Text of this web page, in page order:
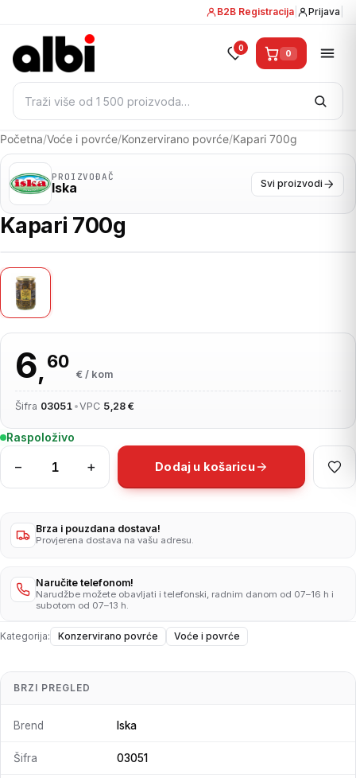
B2B Registracija Prijava
Pretraži:
0 0
Početna/Voće i povrće/Konzervirano povrće/Kapari 700g
PROIZVOĐAČ
Iska Svi proizvodi
Kapari 700g
6,60
€ / kom
Šifra 03051 •VPC 5,28 €
Raspoloživo
−
Kapari
700g
+ Dodaj u košaricu
Brza i pouzdana dostava!
Provjerena dostava na vašu adresu.
Naručite telefonom!
Narudžbe možete obavljati i telefonski, radnim danom od 07–16 h i
subotom od 07–13 h.
Kategorija: Konzervirano povrće Voće i povrće
BRZI PREGLED
Brend Iska
Šifra 03051